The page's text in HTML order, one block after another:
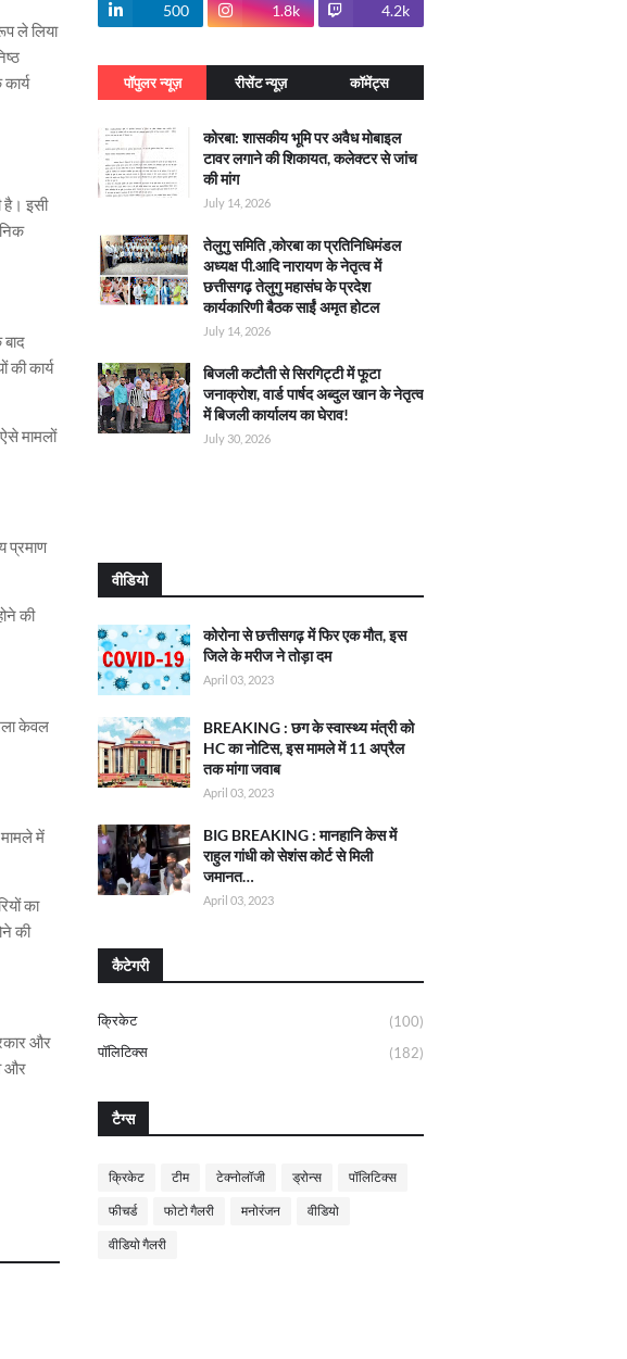
ले लिया
है। इसी
कार्य
मामलों
प्रमाण
की
केवल
में
का
की
और
और
500 1.8k 4.2k
पॉपुलर न्यूज़ रीसेंट न्यूज़ कॉमेंट्स
कोरबा: शासकीय भूमि पर अवैध मोबाइल
टावर लगाने की शिकायत, कलेक्टर से जांच
की मांग
July 14, 2026
तेलुगु समिति ,कोरबा का प्रतिनिधिमंडल
अध्यक्ष पी.आदि नारायण के नेतृत्व में
छत्तीसगढ़ तेलुगु महासंघ के प्रदेश
कार्यकारिणी बैठक साईं अमृत होटल
July 14, 2026
बिजली कटौती से सिरगिट्टी में फूटा
जनाक्रोश, वार्ड पार्षद अब्दुल खान के नेतृत्व
में बिजली कार्यालय का घेराव!
July 30, 2026
वीडियो
कोरोना से छत्तीसगढ़ में फिर एक मौत, इस
जिले के मरीज ने तोड़ा दम
April 03, 2023
BREAKING : छग के स्वास्थ्य मंत्री को
HC का नोटिस, इस मामले में 11 अप्रैल
तक मांगा जवाब
April 03, 2023
BIG BREAKING : मानहानि केस में
राहुल गांधी को सेशंस कोर्ट से मिली
जमानत…
April 03, 2023
कैटेगरी
क्रिकेट
(100)
पॉलिटिक्स
(182)
टैग्स
क्रिकेट टीम टेक्नोलॉजी ड्रोन्स पॉलिटिक्स
फीचर्ड फोटो गैलरी मनोरंजन वीडियो
वीडियो गैलरी